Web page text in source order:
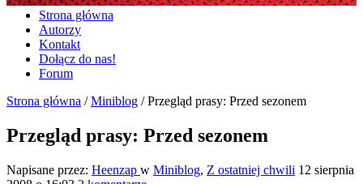
Strona główna
Autorzy
Kontakt
Dołącz do nas!
Forum
Strona główna /Miniblog /Przegląd prasy: Przed sezonem
Przegląd prasy: Przed sezonem
Napisane przez: Heenzap w Miniblog, Z ostatniej chwili 12 sierpnia